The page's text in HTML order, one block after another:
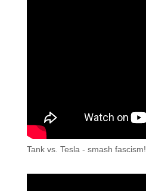
Tank vs. Tesla - smash fascism!